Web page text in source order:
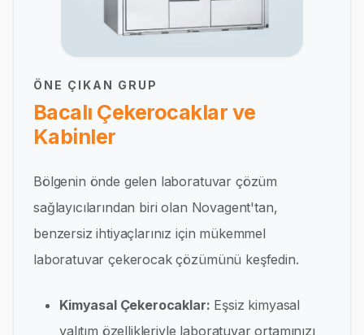
ÖNE ÇIKAN GRUP
Bacalı Çekerocaklar ve
Kabinler
Bölgenin önde gelen laboratuvar çözüm
sağlayıcılarından biri olan Novagent'tan,
benzersiz ihtiyaçlarınız için mükemmel
laboratuvar çekerocak çözümünü keşfedin.
Kimyasal Çekerocaklar: Eşsiz kimyasal
yalıtım özellikleriyle laboratuvar ortamınızı